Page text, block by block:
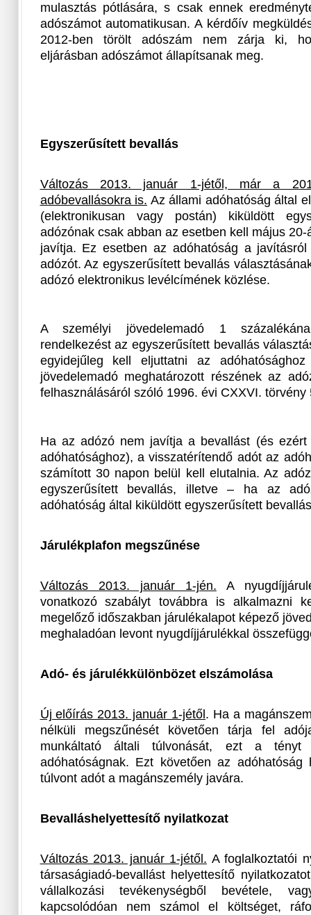
mulasztás pótlására, s csak ennek
adószámot automatikusan. A kérdőív
2012-ben törölt adószám nem zárja ki,
eljárásban adószámot állapítsanak meg.
Egyszerűsített bevallás
Változás 2013. január 1-jétől, már a
adóbevallásokra is. Az állami adóhatóság által
(elektronikusan vagy postán) kiküldött
adózónak csak abban az esetben kell május
javítja. Ez esetben az adóhatóság a
adózót. Az egyszerűsített bevallás
adózó elektronikus levélcímének közlése.
A személyi jövedelemadó 1
rendelkezést az egyszerűsített bevallás
egyidejűleg kell eljuttatni az
jövedelemadó meghatározott részének az
felhasználásáról szóló 1996. évi CXXVI. törvény
Ha az adózó nem javítja a bevallást (és
adóhatósághoz), a visszatérítendő adót az
számított 30 napon belül kell elutalnia. Az
egyszerűsített bevallás, illetve – ha az
adóhatóság által kiküldött egyszerűsített
Járulékplafon megszűnése
Változás 2013. január 1-jén. A
vonatkozó szabályt továbbra is alkalmazni
megelőző időszakban járulékalapot képező
meghaladóan levont nyugdíjjárulékkal
Adó- és járulékkülönbözet elszámolása
Új előírás 2013. január 1-jétől . Ha a
nélküli megszűnését követően tárja fel
munkáltató általi túlvonását, ezt a tényt
adóhatóságnak. Ezt követően az adóhatóság
túlvont adót a magánszemély javára.
Bevalláshelyettesítő nyilatkozat
Változás 2013. január 1-jétől. A foglalkoztatói
társaságiadó-bevallást helyettesítő
vállalkozási tevékenységből bevétele,
kapcsolódóan nem számol el költséget,